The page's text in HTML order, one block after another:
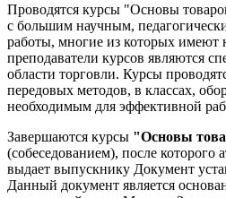
Проводятся курсы "Основы
с большим научным,
работы, многие из которых имеют
преподаватели курсов являются
области торговли. Курсы
передовых методов, в классах,
необходимым для эффективной
Завершаются курсы "Основы
(собеседованием), после которого
выдает выпускнику Документ
Данный документ является